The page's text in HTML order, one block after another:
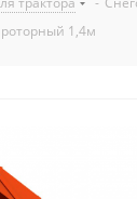
роторный 1,4м